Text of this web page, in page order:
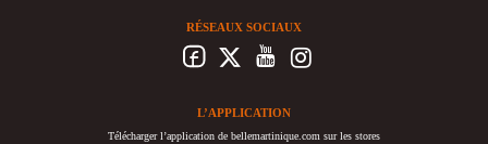
RÉSEAUX SOCIAUX
L’APPLICATION
Télécharger l’application de bellemartinique.com sur les stores